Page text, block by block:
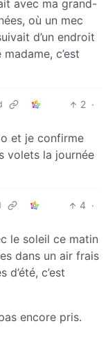
avec ma grand-
où un mec
d’un endroit
c’est
2 ·
et je confirme
volets la journée
4 ·
le soleil ce matin
dans un air frais
c’est
encore pris.